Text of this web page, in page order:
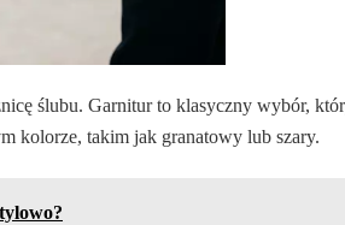
ślubu. Garnitur to klasyczny wybór,
kolorze, takim jak granatowy lub szary.